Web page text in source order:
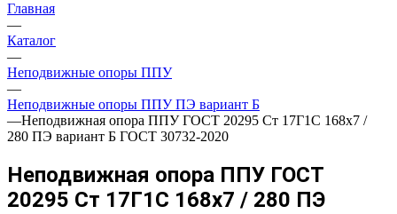
Главная
—
Каталог
—
Неподвижные опоры ППУ
—
Неподвижные опоры ППУ ПЭ вариант Б
—Неподвижная опора ППУ ГОСТ 20295 Ст 17Г1С 168x7 /
280 ПЭ вариант Б ГОСТ 30732-2020
Неподвижная опора ППУ ГОСТ
20295 Ст 17Г1С 168x7 / 280 ПЭ